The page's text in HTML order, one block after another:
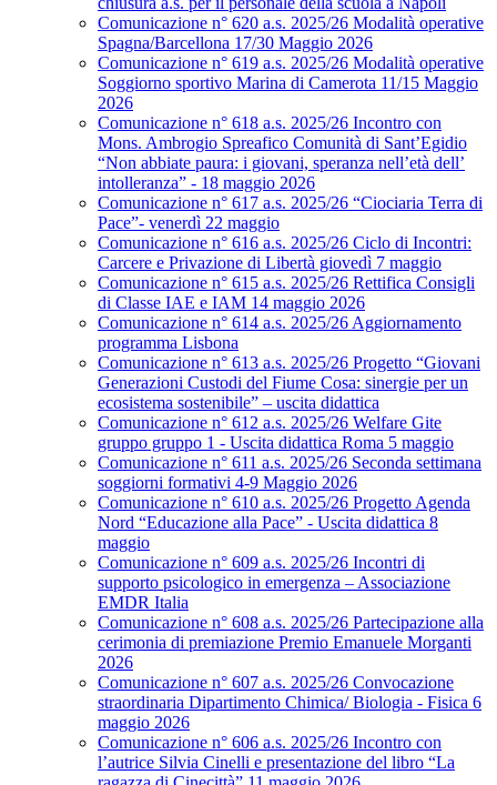
Comunicazione n° 620 a.s. 2025/26 Modalità operative
Spagna/Barcellona 17/30 Maggio 2026
Comunicazione n° 619 a.s. 2025/26 Modalità operative
Soggiorno sportivo Marina di Camerota 11/15 Maggio
2026
Comunicazione n° 618 a.s. 2025/26 Incontro con
Mons. Ambrogio Spreafico Comunità di Sant’Egidio
“Non abbiate paura: i giovani, speranza nell’età dell’
intolleranza” - 18 maggio 2026
Comunicazione n° 617 a.s. 2025/26 “Ciociaria Terra di
Pace”- venerdì 22 maggio
Comunicazione n° 616 a.s. 2025/26 Ciclo di Incontri:
Carcere e Privazione di Libertà giovedì 7 maggio
Comunicazione n° 615 a.s. 2025/26 Rettifica Consigli
di Classe IAE e IAM 14 maggio 2026
Comunicazione n° 614 a.s. 2025/26 Aggiornamento
programma Lisbona
Comunicazione n° 613 a.s. 2025/26 Progetto “Giovani
Generazioni Custodi del Fiume Cosa: sinergie per un
ecosistema sostenibile” – uscita didattica
Comunicazione n° 612 a.s. 2025/26 Welfare Gite
gruppo gruppo 1 - Uscita didattica Roma 5 maggio
Comunicazione n° 611 a.s. 2025/26 Seconda settimana
soggiorni formativi 4-9 Maggio 2026
Comunicazione n° 610 a.s. 2025/26 Progetto Agenda
Nord “Educazione alla Pace” - Uscita didattica 8
maggio
Comunicazione n° 609 a.s. 2025/26 Incontri di
supporto psicologico in emergenza – Associazione
EMDR Italia
Comunicazione n° 608 a.s. 2025/26 Partecipazione alla
cerimonia di premiazione Premio Emanuele Morganti
2026
Comunicazione n° 607 a.s. 2025/26 Convocazione
straordinaria Dipartimento Chimica/ Biologia - Fisica 6
maggio 2026
Comunicazione n° 606 a.s. 2025/26 Incontro con
l’autrice Silvia Cinelli e presentazione del libro “La